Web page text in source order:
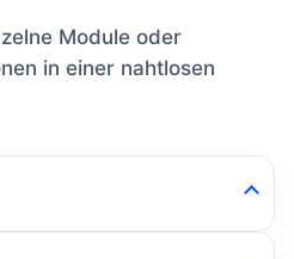
Module oder
in einer nahtlosen